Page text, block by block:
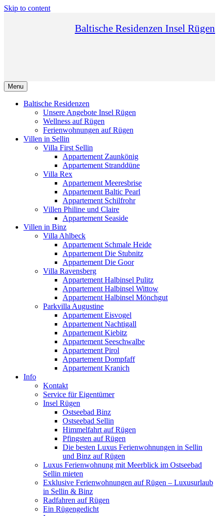
Skip to content
Baltische Residenzen Insel Rügen
Menu
Baltische Residenzen
Unsere Angebote Insel Rügen
Wellness auf Rügen
Ferienwohnungen auf Rügen
Villen in Sellin
Villa First Sellin
Appartement Zaunkönig
Appartement Stranddüne
Villa Rex
Appartement Meeresbrise
Appartement Baltic Pearl
Appartement Schilfrohr
Villen Philine und Claire
Appartement Seaside
Villen in Binz
Villa Ahlbeck
Appartement Schmale Heide
Appartement Die Stubnitz
Appartement Die Goor
Villa Ravensberg
Appartement Halbinsel Pulitz
Appartement Halbinsel Wittow
Appartement Halbinsel Mönchgut
Parkvilla Augustine
Appartement Eisvogel
Appartement Nachtigall
Appartement Kiebitz
Appartement Seeschwalbe
Appartement Pirol
Appartement Dompfaff
Appartement Kranich
Info
Kontakt
Service für Eigentümer
Insel Rügen
Ostseebad Binz
Ostseebad Sellin
Himmelfahrt auf Rügen
Pfingsten auf Rügen
Die besten Luxus Ferienwohnungen in Sellin
und Binz auf Rügen
Luxus Ferienwohnung mit Meerblick im Ostseebad
Sellin mieten
Exklusive Ferienwohnungen auf Rügen – Luxusurlaub
in Sellin & Binz
Radfahren auf Rügen
Ein Rügengedicht